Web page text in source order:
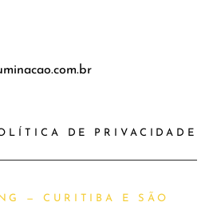
DE PRIVACIDADE
— CURITIBA E SÃO